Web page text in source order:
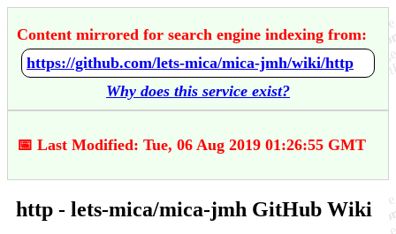
Content mirrored for search engine indexing from:
https://github.com/lets-mica/mica-jmh/wiki/http
Why does this service exist?
📅 Last Modified: Tue, 06 Aug 2019 01:26:55 GMT
http - lets-mica/mica-jmh GitHub Wiki